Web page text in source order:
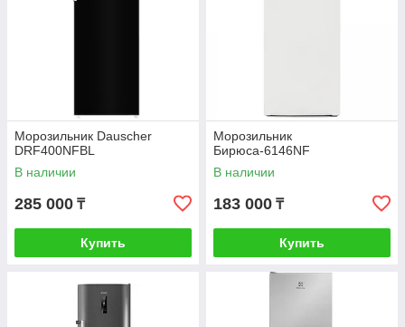
Морозильник Dauscher
DRF400NFBL
В наличии
285 000 ₸
Купить
Морозильник
Бирюса-6146NF
В наличии
183 000 ₸
Купить